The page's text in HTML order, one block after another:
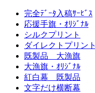
完全ﾃﾞｰﾀ入稿ｻｰﾋﾞｽ
応援手旗・ｵﾘｼﾞﾅﾙ
シルクプリント
ダイレクトプリント
既製品 大漁旗
大漁旗・ｵﾘｼﾞﾅﾙ
紅白幕 既製品
文字だけ横断幕